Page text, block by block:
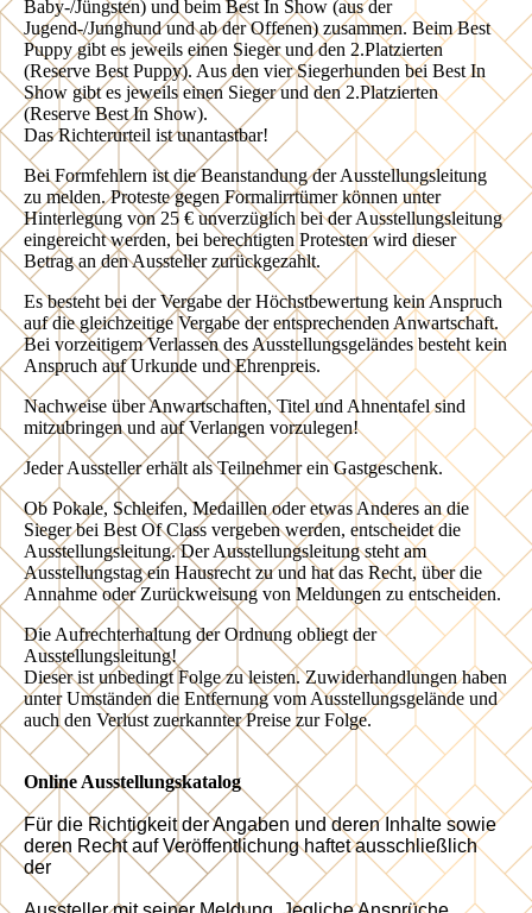
Baby-/Jüngsten) und beim Best In Show (aus der
Jugend-/Junghund und ab der Offenen) zusammen. Beim Best
Puppy gibt es jeweils einen Sieger und den 2.Platzierten
(Reserve Best Puppy). Aus den vier Siegerhunden bei Best In
Show gibt es jeweils einen Sieger und den 2.Platzierten
(Reserve Best In Show).
Das Richterurteil ist unantastbar!
Bei Formfehlern ist die Beanstandung der Ausstellungsleitung
zu melden. Proteste gegen Formalirrtümer können unter
Hinterlegung von 25 € unverzüglich bei der Ausstellungsleitung
eingereicht werden, bei berechtigten Protesten wird dieser
Betrag an den Aussteller zurückgezahlt.
Es besteht bei der Vergabe der Höchstbewertung kein Anspruch
auf die gleichzeitige Vergabe der entsprechenden Anwartschaft.
Bei vorzeitigem Verlassen des Ausstellungsgeländes besteht kein
Anspruch auf Urkunde und Ehrenpreis.
Nachweise über Anwartschaften, Titel und Ahnentafel sind
mitzubringen und auf Verlangen vorzulegen!
Jeder Aussteller erhält als Teilnehmer ein Gastgeschenk.
Ob Pokale, Schleifen, Medaillen oder etwas Anderes an die
Sieger bei Best Of Class vergeben werden, entscheidet die
Ausstellungsleitung. Der Ausstellungsleitung steht am
Ausstellungstag ein Hausrecht zu und hat das Recht, über die
Annahme oder Zurückweisung von Meldungen zu entscheiden.
Die Aufrechterhaltung der Ordnung obliegt der
Ausstellungsleitung!
Dieser ist unbedingt Folge zu leisten. Zuwiderhandlungen haben
unter Umständen die Entfernung vom Ausstellungsgelände und
auch den Verlust zuerkannter Preise zur Folge.
Online Ausstellungskatalog
Für die Richtigkeit der Angaben und deren Inhalte sowie
deren Recht auf Veröffentlichung haftet ausschließlich
der